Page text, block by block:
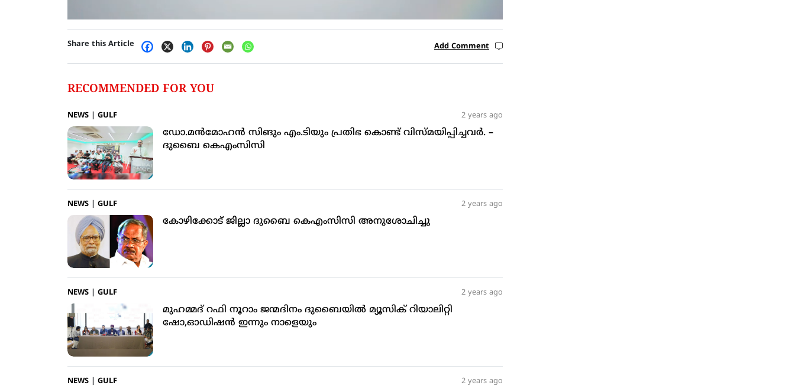
Share this Article Add Comment
RECOMMENDED FOR YOU
NEWS GULF 2 years ago
ഡോ.മൻമോഹൻ സിങും എം.ടിയും പ്രതിഭ കൊണ്ട് വിസ്മയിപ്പിച്ചവർ. –
ദുബൈ കെഎംസിസി
NEWS GULF 2 years ago
കോഴിക്കോട് ജില്ലാ ദുബൈ കെഎംസിസി അനുശോചിച്ചു
NEWS GULF 2 years ago
മുഹമ്മദ് റഫി നൂറാം ജന്മദിനം ദുബൈയില്‍ മ്യൂസിക് റിയാലിറ്റി
ഷോ,ഓഡിഷന്‍ ഇന്നും നാളെയും
NEWS GULF 2 years ago